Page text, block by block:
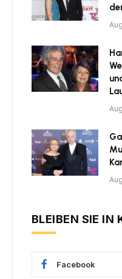
BLEIBEN SIE IN
Facebook